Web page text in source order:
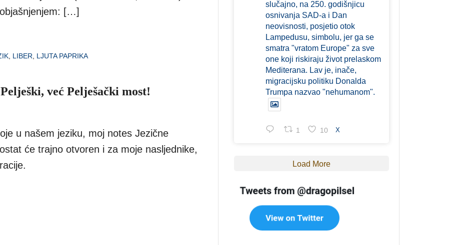
[…]
LIBER LJUTA PAPRIKA
već Pelješački most!
u našem jeziku, moj notes Jezične
će trajno otvoren i za moje nasljednike,
slučajno, na 250. godišnjicu
osnivanja SAD-a i Dan
neovisnosti, posjetio otok
Lampedusu, simbolu, jer ga se
smatra "vratom Europe" za sve
one koji riskiraju život prelaskom
Mediterana. Lav je, inače,
migracijsku politiku Donalda
Trumpa nazvao "nehumanom".
1 10 X
Load More